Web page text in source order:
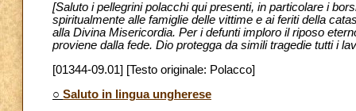
[Saluto i pellegrini polacchi qui presenti, in particolare i
spiritualmente alle famiglie delle vittime e ai feriti della
alla Divina Misericordia. Per i defunti imploro il riposo
proviene dalla fede. Dio protegga da simili tragedie tutti i
[01344-09.01] [Testo originale: Polacco]
○ Saluto in lingua ungherese